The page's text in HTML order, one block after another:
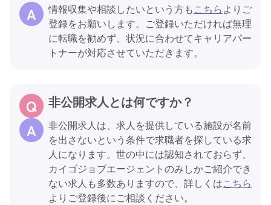
情報収集や相談したいという方もこちらよりご
登録をお願いします。ご登録いただければ無理
に転職を勧めず、状況に合わせてキャリアパー
トナーが対応させていただきます。
非公開求人とは何ですか？
非公開求人は、求人を提供している施設が名前
を出さないという条件で求職者を探している求
人になります。世の中には認知されておらず、
カイゴジョブエージェントのみしかご紹介でき
ない求人も多数ありますので、詳しくはこちら
よりご登録後にご相談ください。